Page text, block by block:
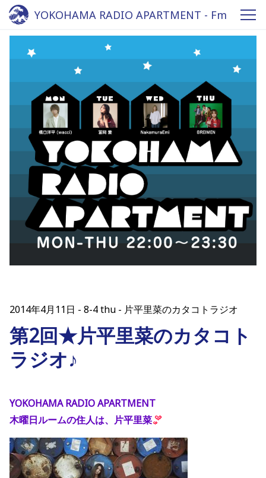
YOKOHAMA RADIO APARTMENT - Fm
yokohama 84.7
2014年4月11日 8-4 thu - 片平里菜のカタコトラジオ
第2回★片平里菜のカタコト
ラジオ♪
YOKOHAMA RADIO APARTMENT
木曜日ルームの住人は、片平里菜